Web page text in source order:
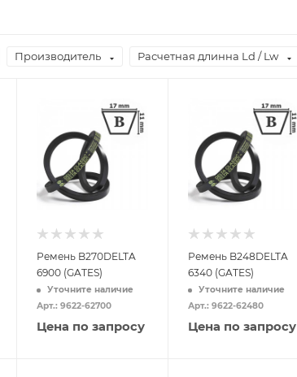
Производитель Расчетная длинна Ld / Lw
Ремень B270DELTA
6900 (GATES)
Уточните наличие
Арт.: 9622-62700
Цена по запросу
Ремень B248DELTA
6340 (GATES)
Уточните наличие
Арт.: 9622-62480
Цена по запросу